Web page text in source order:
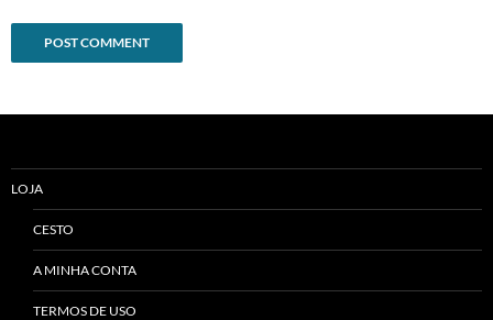
LOJA
CESTO
A MINHA CONTA
TERMOS DE USO